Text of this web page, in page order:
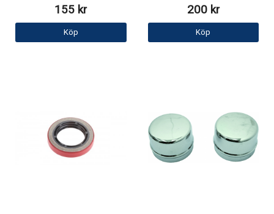
155 kr
Köp
200 kr
Köp